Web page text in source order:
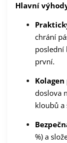
Hlavní
chrání
poslední
první.
doslova
kloubů a
%) a